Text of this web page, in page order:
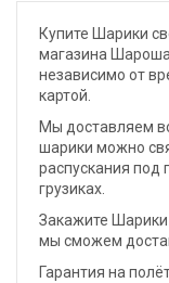
Купите Шарики
магазина
независимо от
картой.
Мы доставляем
шарики можно
распускания под
грузиках.
Закажите
мы сможем
Гарантия на